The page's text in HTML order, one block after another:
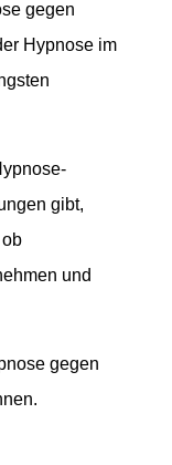
gegen
Hypnose im
gibt,
und
gegen